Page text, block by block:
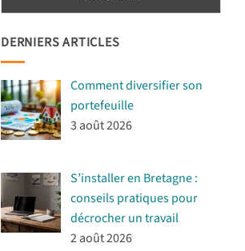
DERNIERS ARTICLES
Comment diversifier son
portefeuille
3 août 2026
S’installer en Bretagne :
conseils pratiques pour
décrocher un travail
2 août 2026